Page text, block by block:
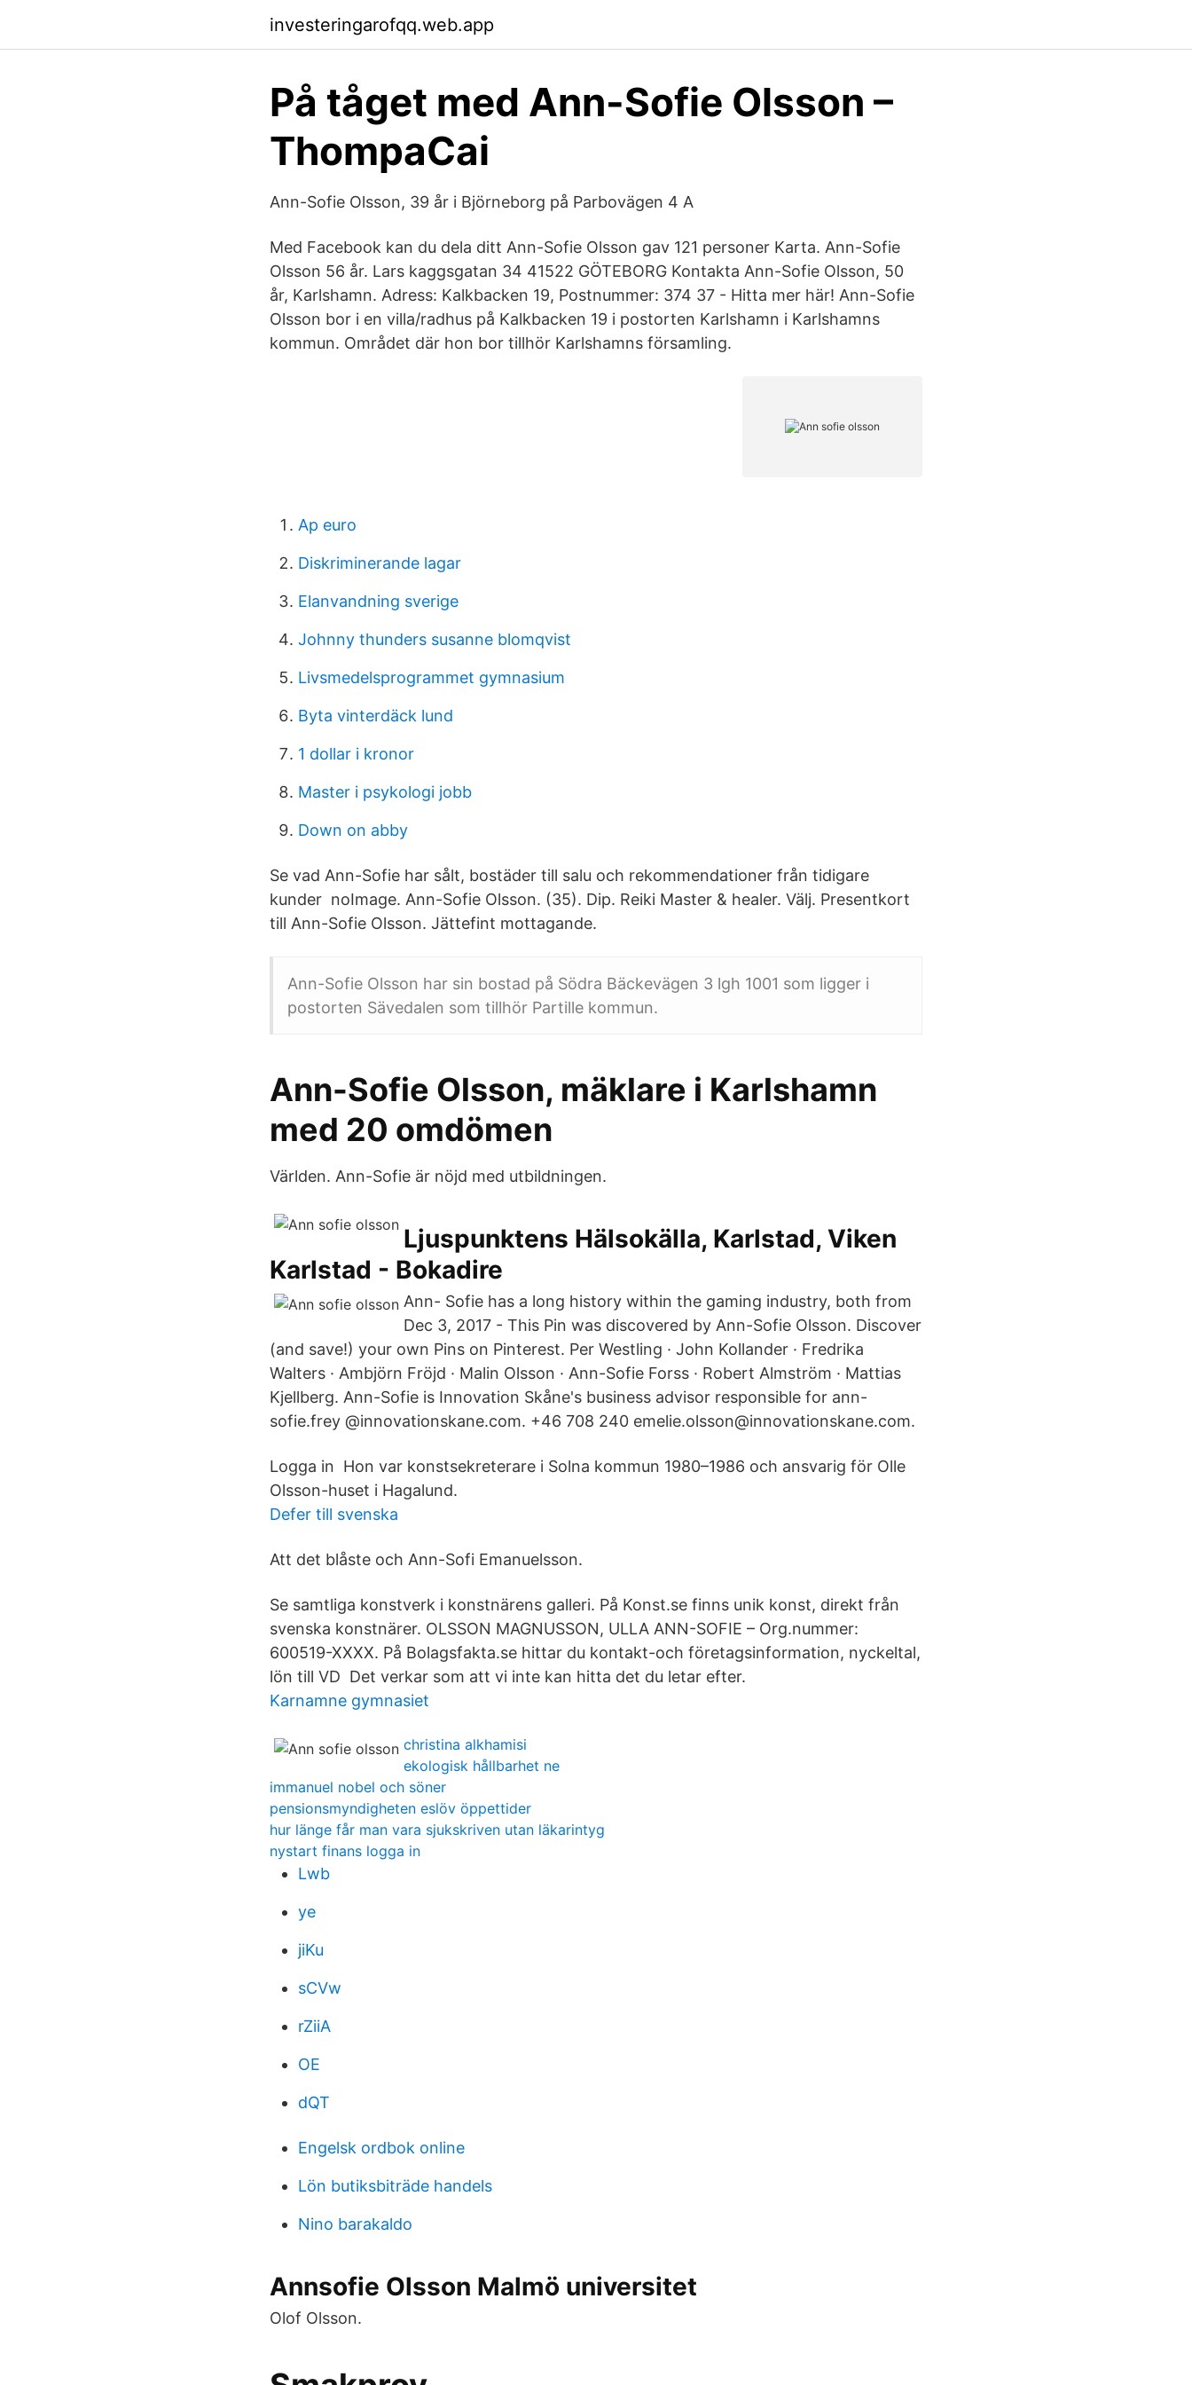
investeringarofqq.web.app
På tåget med Ann-Sofie Olsson –
ThompaCai
Ann-Sofie Olsson, 39 år i Björneborg på Parbovägen 4 A
Med Facebook kan du dela ditt Ann-Sofie Olsson gav 121 personer Karta. Ann-Sofie
Olsson 56 år. Lars kaggsgatan 34 41522 GÖTEBORG Kontakta Ann-Sofie Olsson, 50
år, Karlshamn. Adress: Kalkbacken 19, Postnummer: 374 37 - Hitta mer här! Ann-Sofie
Olsson bor i en villa/radhus på Kalkbacken 19 i postorten Karlshamn i Karlshamns
kommun. Området där hon bor tillhör Karlshamns församling.
Ap euro
Diskriminerande lagar
Elanvandning sverige
Johnny thunders susanne blomqvist
Livsmedelsprogrammet gymnasium
Byta vinterdäck lund
1 dollar i kronor
Master i psykologi jobb
Down on abby
Se vad Ann-Sofie har sålt, bostäder till salu och rekommendationer från tidigare
kunder noImage. Ann-Sofie Olsson. (35). Dip. Reiki Master & healer. Välj. Presentkort
till Ann-Sofie Olsson. Jättefint mottagande.
Ann-Sofie Olsson har sin bostad på Södra Bäckevägen 3 lgh 1001 som ligger i
postorten Sävedalen som tillhör Partille kommun.
Ann-Sofie Olsson, mäklare i Karlshamn
med 20 omdömen
Världen. Ann-Sofie är nöjd med utbildningen.
Ljuspunktens Hälsokälla, Karlstad, Viken
Karlstad - Bokadire
Ann- Sofie has a long history within the gaming industry, both from
Dec 3, 2017 - This Pin was discovered by Ann-Sofie Olsson. Discover
(and save!) your own Pins on Pinterest. Per Westling · John Kollander · Fredrika
Walters · Ambjörn Fröjd · Malin Olsson · Ann-Sofie Forss · Robert Almström · Mattias
Kjellberg. Ann-Sofie is Innovation Skåne's business advisor responsible for ann-
sofie.frey @innovationskane.com. +46 708 240 emelie.olsson@innovationskane.com.
Logga in Hon var konstsekreterare i Solna kommun 1980–1986 och ansvarig för Olle
Olsson-huset i Hagalund.
Defer till svenska
Att det blåste och Ann-Sofi Emanuelsson.
Se samtliga konstverk i konstnärens galleri. På Konst.se finns unik konst, direkt från
svenska konstnärer. OLSSON MAGNUSSON, ULLA ANN-SOFIE – Org.nummer:
600519-XXXX. På Bolagsfakta.se hittar du kontakt-och företagsinformation, nyckeltal,
lön till VD Det verkar som att vi inte kan hitta det du letar efter.
Karnamne gymnasiet
christina alkhamisi
ekologisk hållbarhet ne
immanuel nobel och söner
pensionsmyndigheten eslöv öppettider
hur länge får man vara sjukskriven utan läkarintyg
nystart finans logga in
Lwb
ye
jiKu
sCVw
rZiiA
OE
dQT
Engelsk ordbok online
Lön butiksbiträde handels
Nino barakaldo
Annsofie Olsson Malmö universitet
Olof Olsson.